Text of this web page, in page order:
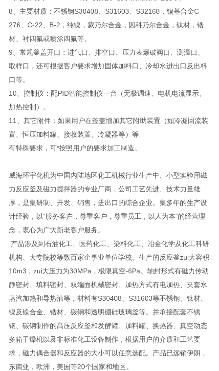
8、主要材质：不锈钢S30408、S31603、S32168，镍基合金C-
276、C-22、B-2，纯镍，蒙乃尔合金，因科乃尔合金，钛材，锆
材、衬四氟或喷涂四氟等。
9、常规釜盖开口：进气口、排空口、压力表爆破阀口、测温口、
取样口，还可根据客户要求增加固体加料口、冷却水进出口及出料
口等。
10、控制仪：配PID智能控制仪一台（无极调速、电机电流显示、
加热控制）。
11、其它附件：如果用户在釜盖增加其它附助装置（如冷凝回流装
置、恒压加料罐、接收装置、冷凝器等）等
有特殊要求，可*按照用户的要求加工制造。
威海环宇化机为中国内陆地区化工机械行业生产中、小型实验用磁
力反应釜及磁力搅拌器的专业厂商，公司工艺先进、技术力量雄
厚，是集研制、开发、销售，进出口的综合企业。集多年的生产设
计经验，以“服务客户，尊重客户，尊重员工，以人为本”的经营理
念，衷心为广大新老客户服务。
产品涉及到石油化工、医药化工、染料化工、冶金化学及化工科研
机构、大专院校等数百家企事业单位学校。生产的反应釜zui大容积
10m3，zui大压力为30MPa，极限真空-6Pa。轴封形式有磁力传动
静密封、填料密封、双端面机械密封、加热方式有电加热、夹套水
蒸汽加热和导热油等，材料有S30408、S31603等不锈钢、钛材、
镍及镍合金、锆材、碳钢和透明硼硅玻璃釜等。并承接配套不锈
钢、碳钢制作的高压反应釜和发酵罐、加料罐、换热器、真空动态
多箱干燥机以及非标准化工设备制作，根据用户的介质和工艺要
求，磁力偶合器和反应器的大小可以任意选配。产品已远销伊朗，
东南亚，欧洲，美国等20个国家和地区。